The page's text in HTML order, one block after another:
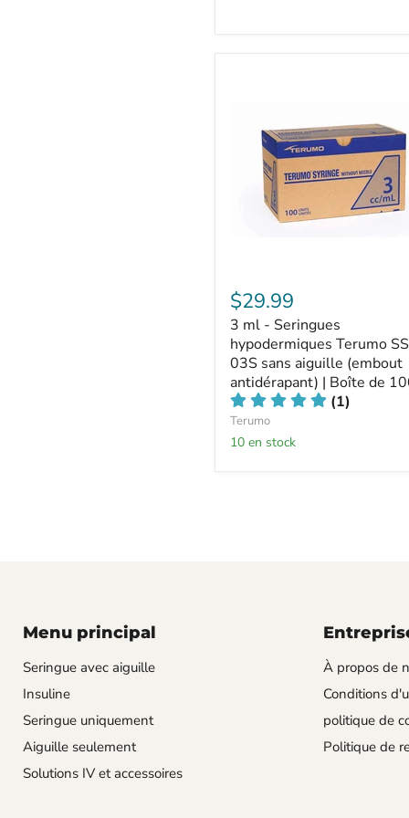
$29.99
3 ml - Seringues
hypodermiques Terumo
03S sans aiguille (embout
antidérapant) | Boîte de
(1)
Terumo
10 en stock
Menu principal
Seringue avec aiguille
Insuline
Seringue uniquement
Aiguille seulement
Solutions IV et accessoires
À propos de
Conditions
politique de
Politique de